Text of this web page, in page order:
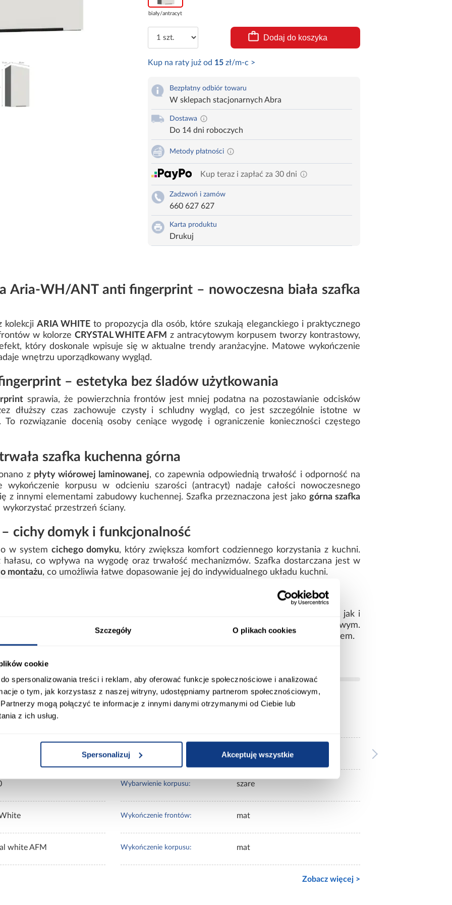
Szczegóły O plikach cookies
cookie
spersonalizowania treści i reklam, aby oferować funkcje społecznościowe i analizować
o tym, jak korzystasz z naszej witryny, udostępniamy partnerom społecznościowym,
mogą połączyć te informacje z innymi danymi otrzymanymi od Ciebie lub
z ich usług.
Spersonalizuj Akceptuję wszystkie
biały/antracyt
Dodaj do koszyka
Kup na raty już od 15zł/m-c >
Bezpłatny odbiór towaru
W sklepach stacjonarnych Abra
Dostawa
Do 14 dni roboczych
Metody płatności
Kup teraz i zapłać za 30 dni
Zadzwoń i zamów
660 627 627
Karta produktu
Drukuj
Aria-WH/ANT anti fingerprint – nowoczesna biała szafka
kolekcji ARIA WHITE to propozycja dla osób, które szukają eleganckiego i praktycznego
w kolorze CRYSTAL WHITE AFM z antracytowym korpusem tworzy kontrastowy,
który doskonale wpisuje się w aktualne trendy aranżacyjne. Matowe wykończenie
wnętrzu uporządkowany wygląd.
– estetyka bez śladów użytkowania
sprawia, że powierzchnia frontów jest mniej podatna na pozostawianie odcisków
dłuższy czas zachowuje czysty i schludny wygląd, co jest szczególnie istotne w
To rozwiązanie docenią osoby ceniące wygodę i ograniczenie konieczności częstego
szafka kuchenna górna
z płyty wiórowej laminowanej, co zapewnia odpowiednią trwałość i odporność na
wykończenie korpusu w odcieniu szarości (antracyt) nadaje całości nowoczesnego
z innymi elementami zabudowy kuchennej. Szafka przeznaczona jest jako górna szafka
przestrzeń ściany.
cichy domyk i funkcjonalność
w system cichego domyku, który zwiększa komfort codziennego korzystania z kuchni.
co wpływa na wygodę oraz trwałość mechanizmów. Szafka dostarczana jest w
montażu, co umożliwia łatwe dopasowanie jej do indywidualnego układu kuchni.
ARIA WHITE – idealna do nowoczesnych aranżacji
szarym korpusem sprawiają, że szafka świetnie odnajduje się zarówno w jasnych, jak i
To doskonały wybór do kuchni w stylu nowoczesnym, minimalistycznym czy loftowym.
estetykę z praktycznością, szafka kuchenna Aria-WH/ANT będzie trafnym wyborem.
Informacje o produkcie
white AFM
Wybarwienie frontów górnych: białe
Wybarwienie korpusu: szare
Wykończenie frontów: mat
Wykończenie korpusu: mat
Zobacz więcej >